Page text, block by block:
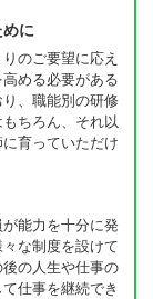
に
のご要望に応え
める必要がある
、職能別の研修
ちろん、それ以
育っていただけ
能力を十分に発
な制度を設けて
の人生や仕事の
仕事を継続でき